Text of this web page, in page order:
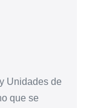
Unidades de
que se